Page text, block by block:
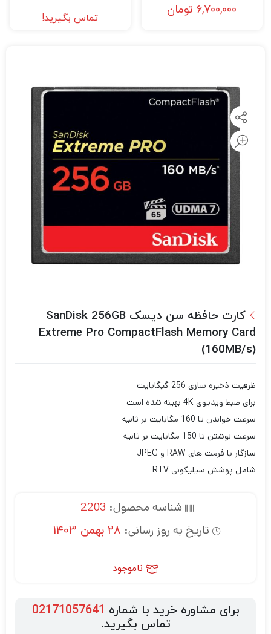
6,700,000 تومان
تماس بگیرید!
کارت حافظه سن دیسک SanDisk 256GB
Extreme Pro CompactFlash Memory Card
(160MB/s)
ظرفیت ذخیره سازی 256 گیگابایت
برای ضبط ویدیوی 4K بهینه شده است
سرعت خواندن تا 160 مگابایت بر ثانیه
سرعت نوشتن تا 150 مگابایت بر ثانیه
سازگار با فرمت های RAW و JPEG
شامل پوشش سیلیکونی RTV
شناسه محصول: 2203
تاریخ به روز رسانی: 28 بهمن 1403
ناموجود
برای مشاوره خرید با شماره 02171057641
تماس بگیرید.